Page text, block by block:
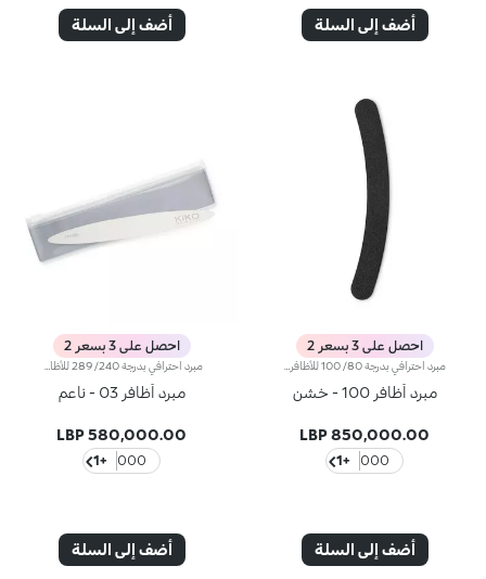
أضف إلى السلة أضف إلى السلة
احصل على 3 بسعر 2
مبرد أظافر 100 - خشن
850,000.00 LBP
000
+1
أضف إلى السلة
احصل على 3 بسعر 2
مبرد أظافر 03 - ناعم
580,000.00 LBP
000
+1
أضف إلى السلة